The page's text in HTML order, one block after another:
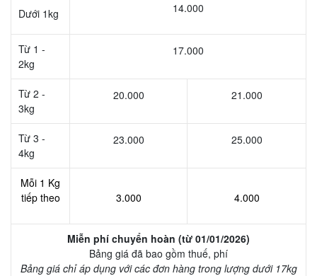
Dưới 1kg 14.000
Từ 1 -
2kg
17.000
Từ 2 -
3kg
20.000 21.000
Từ 3 -
4kg
23.000 25.000
Mỗi 1 Kg
tiếp theo
3.000 4.000
Miễn phí chuyển hoàn (từ 01/01/2026)
Bảng giá đã bao gồm thuế, phí
Bảng giá chỉ áp dụng với các đơn hàng trong lượng dưới 17kg